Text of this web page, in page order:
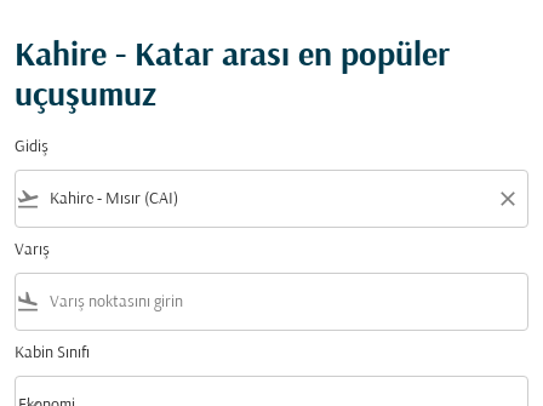
Kahire - Katar arası en popüler
uçuşumuz
Gidiş
flight_takeoff close
Varış
flight_land
Kabin Sınıfı